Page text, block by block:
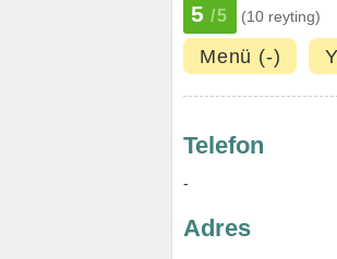
5 /5 (10 reyting)
Menü (-)
Telefon
-
Adres